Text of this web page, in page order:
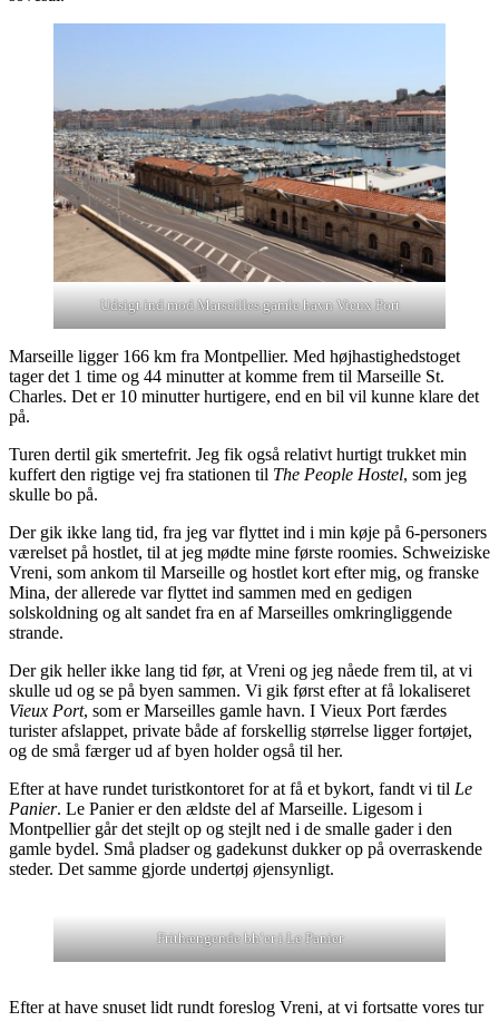
Udsigt ind mod Marseilles gamle havn Vieux Port
Marseille ligger 166 km fra Montpellier. Med højhastighedstoget
tager det 1 time og 44 minutter at komme frem til Marseille St.
Charles. Det er 10 minutter hurtigere, end en bil vil kunne klare det
på.
Turen dertil gik smertefrit. Jeg fik også relativt hurtigt trukket min
kuffert den rigtige vej fra stationen til The People Hostel, som jeg
skulle bo på.
Der gik ikke lang tid, fra jeg var flyttet ind i min køje på 6-personers
værelset på hostlet, til at jeg mødte mine første roomies. Schweiziske
Vreni, som ankom til Marseille og hostlet kort efter mig, og franske
Mina, der allerede var flyttet ind sammen med en gedigen
solskoldning og alt sandet fra en af Marseilles omkringliggende
strande.
Der gik heller ikke lang tid før, at Vreni og jeg nåede frem til, at vi
skulle ud og se på byen sammen. Vi gik først efter at få lokaliseret
Vieux Port, som er Marseilles gamle havn. I Vieux Port færdes
turister afslappet, private både af forskellig størrelse ligger fortøjet,
og de små færger ud af byen holder også til her.
Efter at have rundet turistkontoret for at få et bykort, fandt vi til Le
Panier. Le Panier er den ældste del af Marseille. Ligesom i
Montpellier går det stejlt op og stejlt ned i de smalle gader i den
gamle bydel. Små pladser og gadekunst dukker op på overraskende
steder. Det samme gjorde undertøj øjensynligt.
Frithængende bh’er i Le Panier
Efter at have snuset lidt rundt foreslog Vreni, at vi fortsatte vores tur